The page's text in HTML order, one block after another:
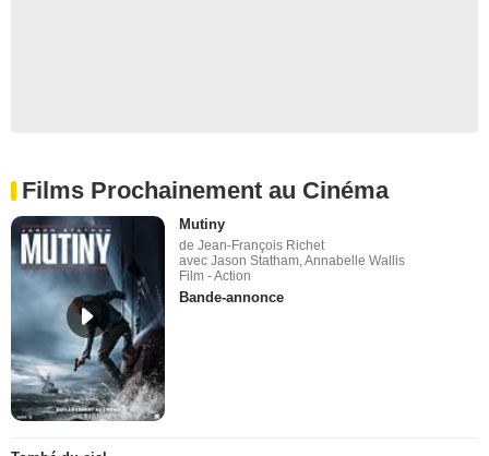
Films Prochainement au Cinéma
Mutiny
de Jean-François Richet
avec Jason Statham, Annabelle Wallis
Film - Action
Bande-annonce